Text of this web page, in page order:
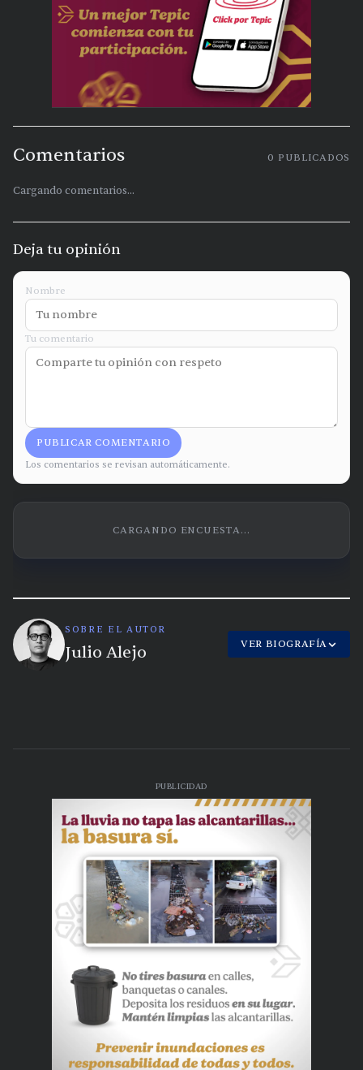
Comentarios 0 PUBLICADOS
Cargando comentarios...
Deja tu opinión
Nombre
Tu comentario
PUBLICAR COMENTARIO
Los comentarios se revisan automáticamente.
CARGANDO ENCUESTA...
SOBRE EL AUTOR
Julio Alejo VER BIOGRAFÍA
PUBLICIDAD